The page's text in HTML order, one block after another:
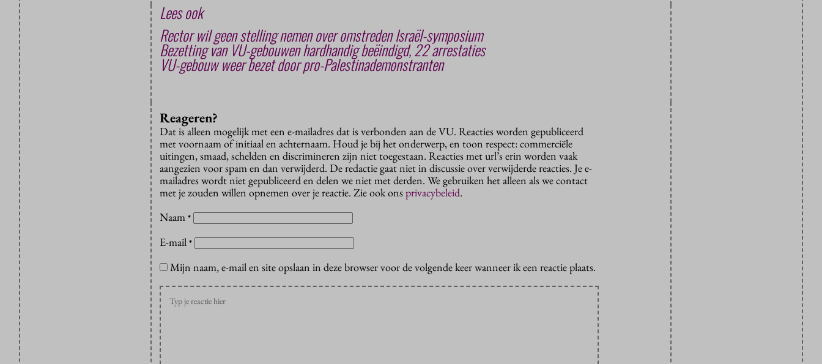
Lees ook
Rector wil geen stelling nemen over omstreden Israël-symposium
Bezetting van VU-gebouwen hardhandig beëindigd, 22 arrestaties
VU-gebouw weer bezet door pro-Palestinademonstranten
Reageren?
Dat is alleen mogelijk met een e-mailadres dat is verbonden aan de VU. Reacties worden gepubliceerd
met voornaam of initiaal en achternaam. Houd je bij het onderwerp, en toon respect: commerciële
uitingen, smaad, schelden en discrimineren zijn niet toegestaan. Reacties met url’s erin worden vaak
aangezien voor spam en dan verwijderd. De redactie gaat niet in discussie over verwijderde reacties. Je e-
mailadres wordt niet gepubliceerd en delen we niet met derden. We gebruiken het alleen als we contact
met je zouden willen opnemen over je reactie. Zie ook onsprivacybeleid.
Naam *
E-mail *
Mijn naam, e-mail en site opslaan in deze browser voor de volgende keer wanneer ik een reactie plaats.